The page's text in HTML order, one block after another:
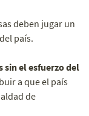
deben jugar un
país.
sin el esfuerzo del
a que el país
de